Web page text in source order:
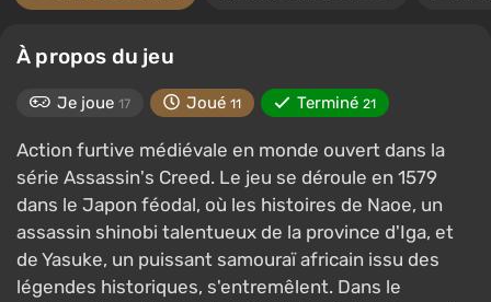
À propos du jeu
Je joue 17 Joué 11 Terminé 21
Action furtive médiévale en monde ouvert dans la
série Assassin's Creed. Le jeu se déroule en 1579
dans le Japon féodal, où les histoires de Naoe, un
assassin shinobi talentueux de la province d'Iga, et
de Yasuke, un puissant samouraï africain issu des
légendes historiques, s'entremêlent. Dans le